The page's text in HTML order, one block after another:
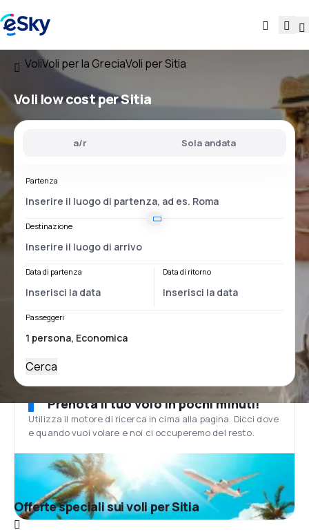
VoliVoli per la GreciaVoli per Sitia
Voli low cost per Sitia
a/r Sola andata
Partenza
Destinazione
Data di partenza Data di ritorno
Passeggeri
Cerca
Prenota il tuo volo in pochi minuti!
Utilizza il motore di ricerca in cima alla pagina. Dicci dove
e quando vuoi volare e noi ci occuperemo del resto.
Offerte speciali sui voli per Sitia